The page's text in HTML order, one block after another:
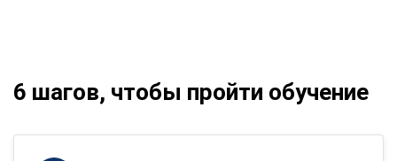
6 шагов, чтобы пройти обучение